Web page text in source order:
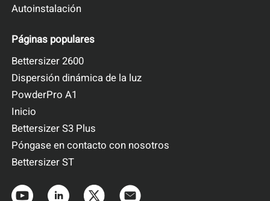
Autoinstalación
Páginas populares
Bettersizer 2600
Dispersión dinámica de la luz
PowderPro A1
Inicio
Bettersizer S3 Plus
Póngase en contacto con nosotros
Bettersizer ST